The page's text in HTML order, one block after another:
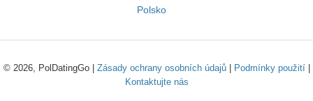
Polsko
© 2026, PolDatingGo | Zásady ochrany osobních údajů| Podmínky použití|
Kontaktujte nás